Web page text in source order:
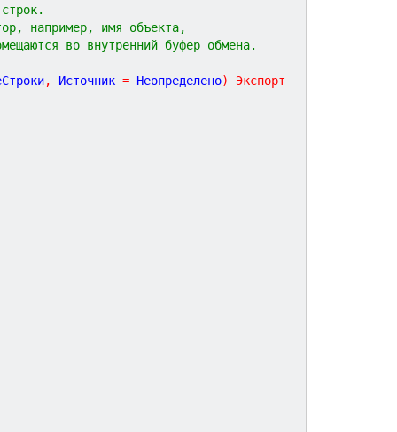
например, имя объекта,
во внутренний буфер обмена.
, Источник = Неопределено) Экспорт